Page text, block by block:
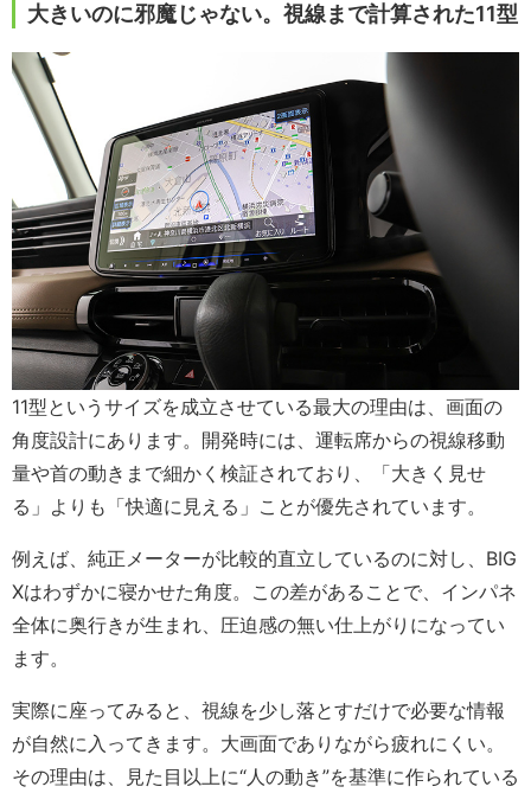
大きいのに邪魔じゃない。視線まで計算された11型
11型というサイズを成立させている最大の理由は、画面の
角度設計にあります。開発時には、運転席からの視線移動
量や首の動きまで細かく検証されており、「大きく見せ
る」よりも「快適に見える」ことが優先されています。
例えば、純正メーターが比較的直立しているのに対し、BIG
Xはわずかに寝かせた角度。この差があることで、インパネ
全体に奥行きが生まれ、圧迫感の無い仕上がりになってい
ます。
実際に座ってみると、視線を少し落とすだけで必要な情報
が自然に入ってきます。大画面でありながら疲れにくい。
その理由は、見た目以上に“人の動き”を基準に作られている